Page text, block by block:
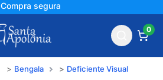
Compra segura
0
Bengala Deficiente Visual